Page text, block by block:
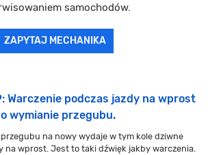
samochodów.
ZAPYTAJ MECHANIKA
Warczenie podczas jazdy na wprost
wymianie przegubu.
na nowy wydaje w tym kole dziwne
na wprost. Jest to taki dźwięk jakby warczenia.